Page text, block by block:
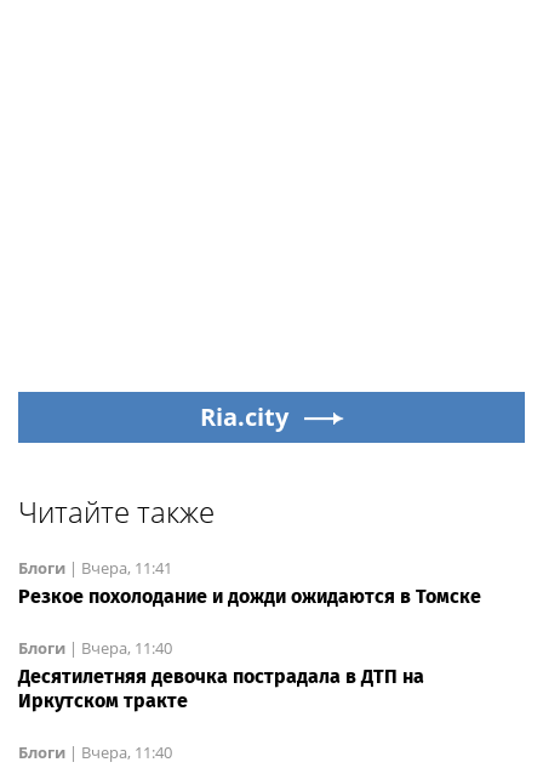
Ria.city
Читайте также
Блоги | Вчера, 11:41
Резкое похолодание и дожди ожидаются в Томске
Блоги | Вчера, 11:40
Десятилетняя девочка пострадала в ДТП на
Иркутском тракте
Блоги | Вчера, 11:40